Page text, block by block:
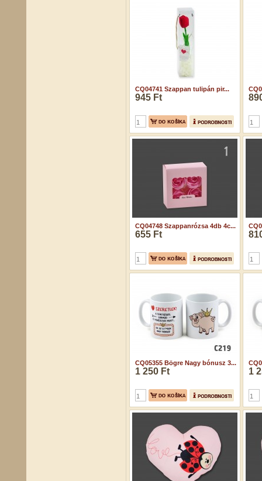
CQ04741 Szappan tulipán pir...
945 Ft
CQ04748 Szappanrózsa 4db 4c...
655 Ft
CQ05355 Bögre Nagy bónusz 3...
1 250 Ft 1